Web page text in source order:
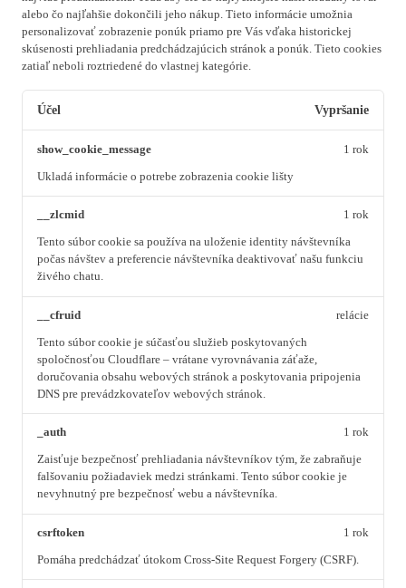
alebo čo najľahšie dokončili jeho nákup. Tieto informácie umožnia
personalizovať zobrazenie ponúk priamo pre Vás vďaka historickej
skúsenosti prehliadania predchádzajúcich stránok a ponúk. Tieto cookies
zatiaľ neboli roztriedené do vlastnej kategórie.
Účel Vypršanie
show_cookie_message
Ukladá informácie o potrebe zobrazenia cookie lišty
1 rok
__zlcmid
Tento súbor cookie sa používa na uloženie identity návštevníka
počas návštev a preferencie návštevníka deaktivovať našu funkciu
živého chatu.
1 rok
__cfruid
Tento súbor cookie je súčasťou služieb poskytovaných
spoločnosťou Cloudflare – vrátane vyrovnávania záťaže,
doručovania obsahu webových stránok a poskytovania pripojenia
DNS pre prevádzkovateľov webových stránok.
relácie
_auth
Zaisťuje bezpečnosť prehliadania návštevníkov tým, že zabraňuje
falšovaniu požiadaviek medzi stránkami. Tento súbor cookie je
nevyhnutný pre bezpečnosť webu a návštevníka.
1 rok
csrftoken
Pomáha predchádzať útokom Cross-Site Request Forgery (CSRF).
1 rok